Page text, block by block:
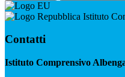
Istituto
Contatti
Istituto Comprensivo